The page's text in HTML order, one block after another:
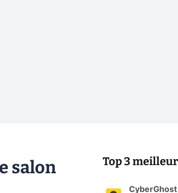
salon
Top 3
CyberGhost